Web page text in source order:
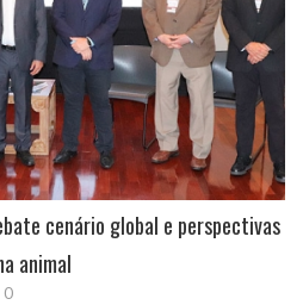
cenário global e perspectivas
animal
0